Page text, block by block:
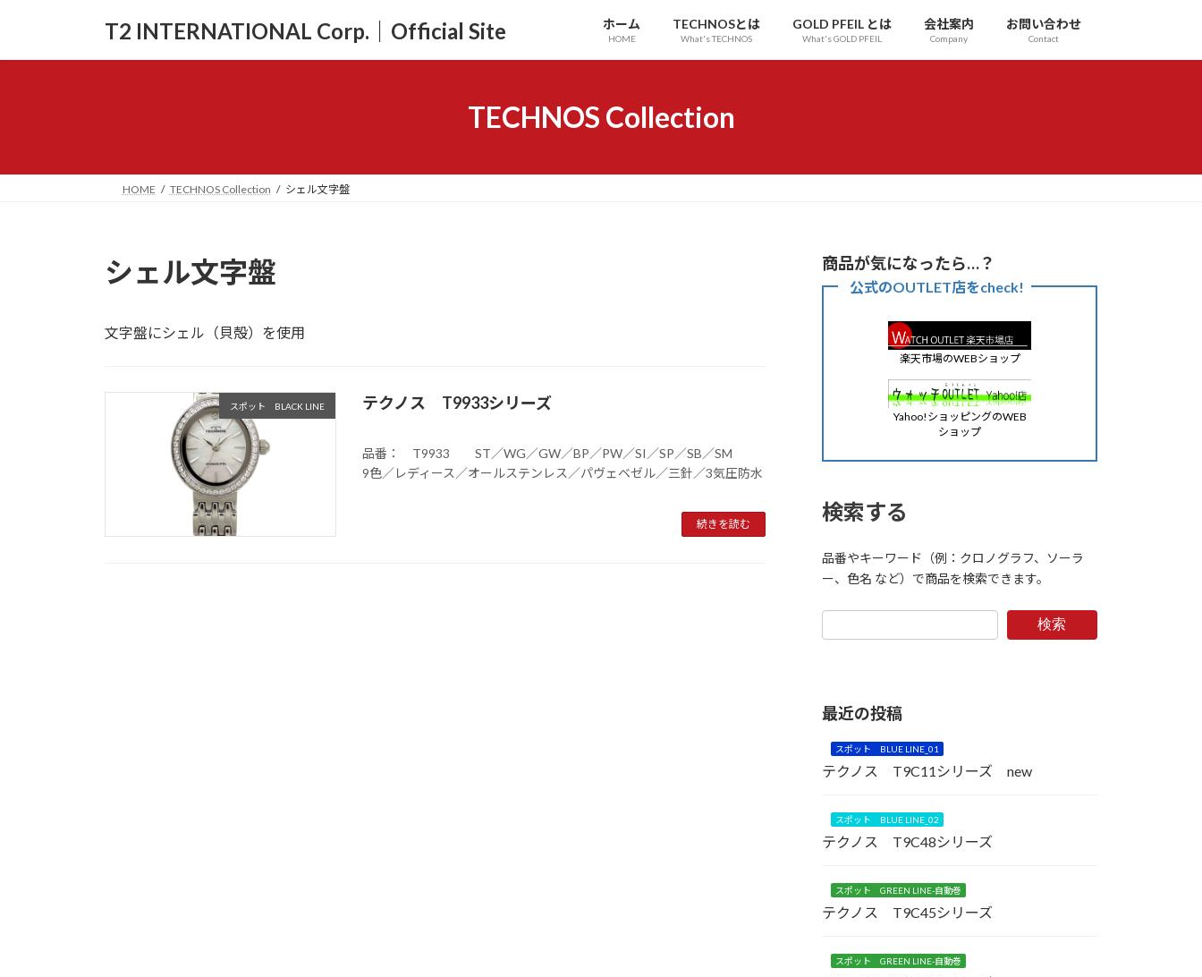
T2 INTERNATIONAL Corp.｜Official Site ホーム
HOME
TECHNOSとは
What's TECHNOS
GOLD PFEIL とは
What's GOLD PFEIL
会社案内
Company
お問い合わせ
Contact
TECHNOS Collection
HOME TECHNOS Collection シェル文字盤
シェル文字盤
文字盤にシェル（貝殻）を使用
スポット BLACK LINE テクノス T9933シリーズ
品番： T9933 ST／WG／GW／BP／PW／SI／SP／SB／SM
9色／レディース／オールステンレス／パヴェベゼル／三針／3気圧防水
続きを読む
商品が気になったら…？
公式のOUTLET店をcheck!
楽天市場のWEBショップ
Yahoo!ショッピングのWEB
ショップ
検索する
品番やキーワード（例：クロノグラフ、ソーラ
ー、色名 など）で商品を検索できます。
検索
最近の投稿
スポット BLUE LINE_01
テクノス T9C11シリーズ new
スポット BLUE LINE_02
テクノス T9C48シリーズ
スポット GREEN LINE-自動巻
テクノス T9C45シリーズ
スポット GREEN LINE-自動巻